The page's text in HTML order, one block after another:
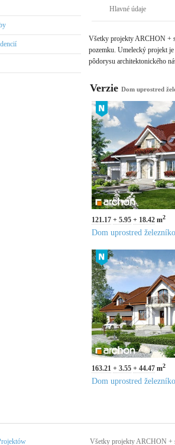
Hlavné údaje
Všetky projekty ARCHON +
pozemku. Umelecký projekt
pôdorysu architektonického
Verzie Dom uprostred
121.17 5.95 18.42m2
Dom uprostred
163.21 3.55 44.47m2
Dom uprostred
Všetky projekty ARCHON +